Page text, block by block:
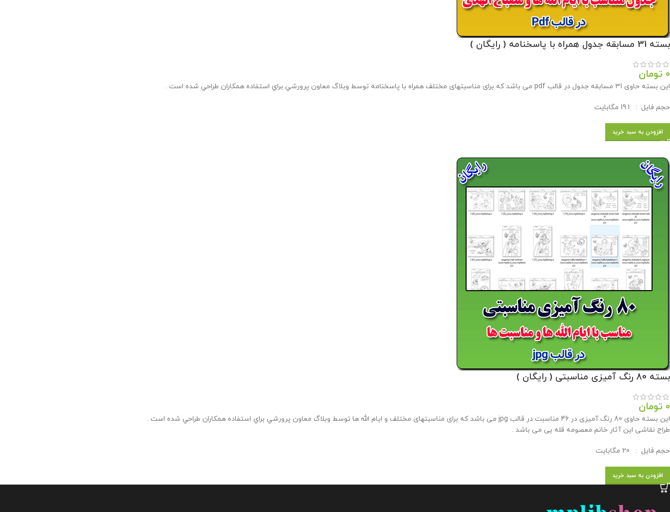
بسته 31 مسابقه جدول همراه با پاسخنامه ( رایگان )
0 تومان
این بسته حاوی 31 مسابقه جدول در قالب pdf می باشد که برای مناسبتهای مختلف همراه با پاسخنامه توسط وبلاگ معاون پرورشي براي استفاده همكاران طراحي شده است .
حجم فايل : 19.1 مگابايت
افزودن به سبد خرید
بسته 80 رنگ آمیزی مناسبتی ( رایگان )
0 تومان
این بسته حاوی 80 رنگ آمیزی در 46 مناسبت در قالب jpg می باشد که برای مناسبتهای مختلف و ایام الله ها توسط وبلاگ معاون پرورشي براي استفاده همكاران طراحي شده است .
طراح نقاشی این آثار خانم معصومه قله یی می باشد .
حجم فايل : 20 مگابايت
افزودن به سبد خرید